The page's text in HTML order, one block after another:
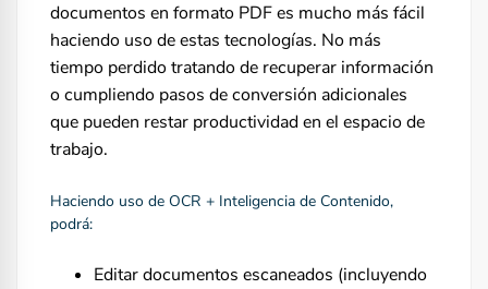
documentos en formato PDF es mucho más fácil
haciendo uso de estas tecnologías. No más
tiempo perdido tratando de recuperar información
o cumpliendo pasos de conversión adicionales
que pueden restar productividad en el espacio de
trabajo.
Haciendo uso de OCR + Inteligencia de Contenido,
podrá:
Editar documentos escaneados (incluyendo